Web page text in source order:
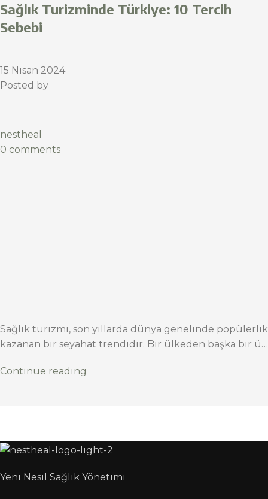
Sağlık Turizminde Türkiye: 10 Tercih
Sebebi
15 Nisan 2024
Posted by
nestheal
0 comments
Sağlık turizmi, son yıllarda dünya genelinde popülerlik
kazanan bir seyahat trendidir. Bir ülkeden başka bir ü…
Continue reading
Yeni Nesil Sağlık Yönetimi